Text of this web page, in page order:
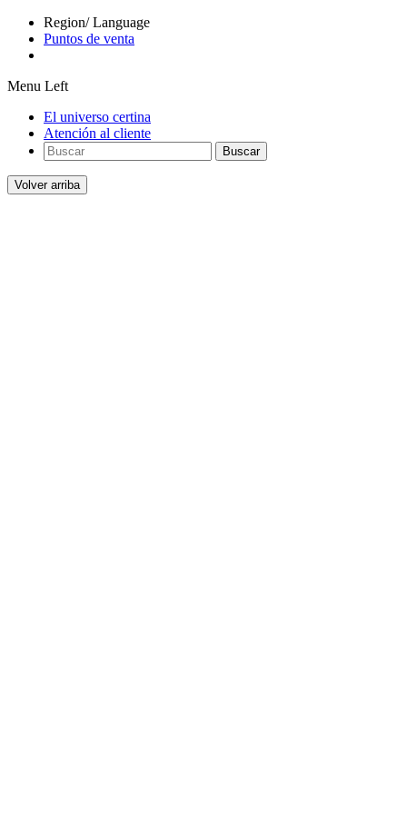
Region/ Language
Puntos de venta
Menu Left
El universo certina
Atención al cliente
Buscar
Volver arriba